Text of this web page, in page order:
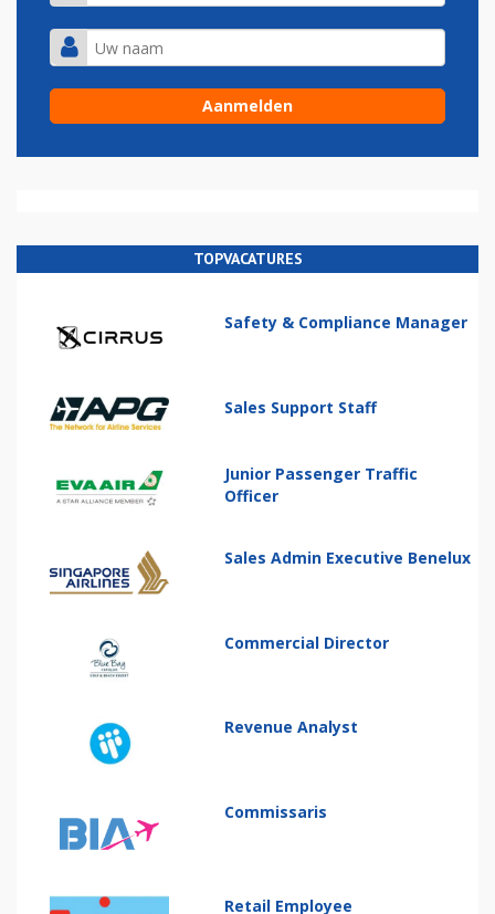
TOPVACATURES
Safety & Compliance Manager
Sales Support Staff
Junior Passenger Traffic
Officer
Sales Admin Executive Benelux
Commercial Director
Revenue Analyst
Commissaris
Retail Employee